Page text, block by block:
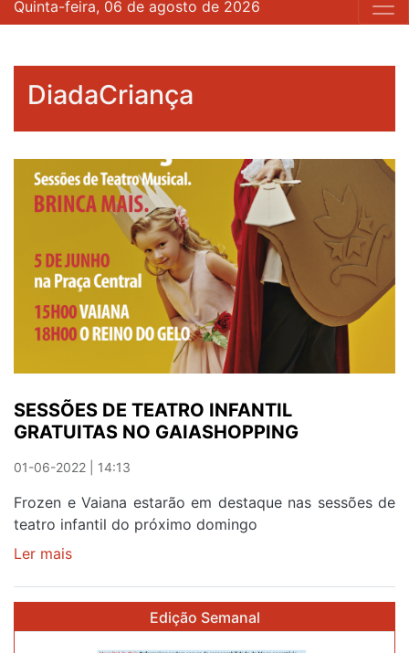
Quinta-feira, 06 de agosto de 2026
DiadaCriança
SESSÕES DE TEATRO INFANTIL
GRATUITAS NO GAIASHOPPING
01-06-2022 | 14:13
Frozen e Vaiana estarão em destaque nas sessões de
teatro infantil do próximo domingo
Ler mais
DE
Edição Semanal